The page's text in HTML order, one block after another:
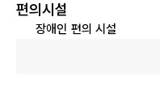
편의시설
장애인 편의 시설